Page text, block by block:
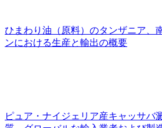
ひまわり油（原料）のタンザニア、
ンにおける生産と輸出の概要
ピュア・ナイジェリア産キャッサバ